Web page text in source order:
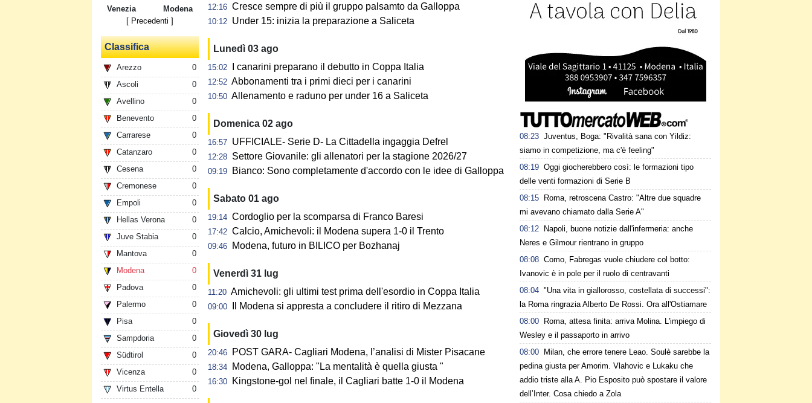
Venezia
Modena
[ Precedenti ]
Classifica
Arezzo
0
Ascoli
0
Avellino
0
Benevento
0
Carrarese
0
Catanzaro
0
Cesena
0
Cremonese
0
Empoli
0
Hellas Verona
0
Juve Stabia
0
Mantova
0
Modena
0
Padova
0
Palermo
0
Pisa
0
Sampdoria
0
Südtirol
0
Vicenza
0
Virtus Entella
0
12:16 Cresce sempre di più il gruppo palsamto da Galloppa
10:12 Under 15: inizia la preparazione a Saliceta
Lunedì 03 ago
15:02 I canarini preparano il debutto in Coppa Italia
12:52 Abbonamenti tra i primi dieci per i canarini
10:50 Allenamento e raduno per under 16 a Saliceta
Domenica 02 ago
16:57 UFFICIALE- Serie D- La Cittadella ingaggia Defrel
12:28 Settore Giovanile: gli allenatori per la stagione 2026/27
09:19 Bianco: Sono completamente d'accordo con le idee di Galloppa
Sabato 01 ago
19:14 Cordoglio per la scomparsa di Franco Baresi
17:42 Calcio, Amichevoli: il Modena supera 1-0 il Trento
09:46 Modena, futuro in BILICO per Bozhanaj
Venerdì 31 lug
11:20 Amichevoli: gli ultimi test prima dell'esordio in Coppa Italia
09:00 Il Modena si appresta a concludere il ritiro di Mezzana
Giovedì 30 lug
20:46 POST GARA- Cagliari Modena, l’analisi di Mister Pisacane
18:34 Modena, Galloppa: "La mentalità è quella giusta "
16:30 Kingstone-gol nel finale, il Cagliari batte 1-0 il Modena
08:23 Juventus, Boga: "Rivalità sana con Yildiz:
siamo in competizione, ma c'è feeling"
08:19 Oggi giocherebbero così: le formazioni tipo
delle venti formazioni di Serie B
08:15
Roma, retroscena Castro: "Altre due squadre
mi avevano chiamato dalla Serie A"
08:12
Napoli, buone notizie dall'infermeria: anche
Neres e Gilmour rientrano in gruppo
08:08 Como, Fabregas vuole chiudere col botto:
Ivanovic è in pole per il ruolo di centravanti
08:04 "Una vita in giallorosso, costellata di successi":
la Roma ringrazia Alberto De Rossi. Ora all'Ostiamare
08:00
Roma, attesa finita: arriva Molina. L'impiego di
Wesley e il passaporto in arrivo
08:00
Milan, che errore tenere Leao. Soulè sarebbe la
pedina giusta per Amorim. Vlahovic e Lukaku che
addio triste alla A. Pio Esposito può spostare il valore
dell’Inter. Cosa chiedo a Zola